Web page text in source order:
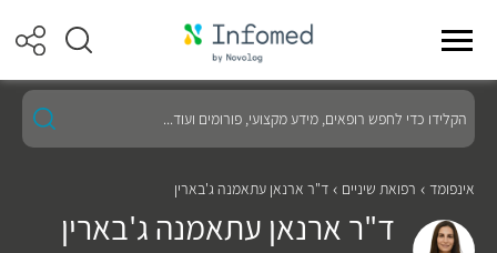
הקלידו
כדי
לחפש
מקצועי,
פורומים
ועוד...
אינפומד רפואת שיניים ד"ר ארנאן עתאמנה ג'בארין
ד"ר ארנאן עתאמנה ג'בארין